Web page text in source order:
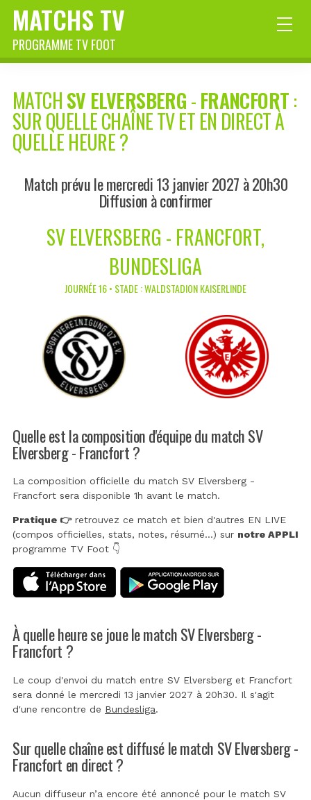
MATCHS TV
PROGRAMME TV FOOT
MATCHSV ELVERSBERG-FRANCFORT:
SUR QUELLE CHAÎNE TV ET EN DIRECT À
QUELLE HEURE ?
Match prévu le mercredi 13 janvier 2027 à 20h30
Diffusion à confirmer
SV ELVERSBERG - FRANCFORT,
BUNDESLIGA
JOURNÉE 16 • STADE : WALDSTADION KAISERLINDE
Quelle est la composition d'équipe du match SV
Elversberg - Francfort ?
La composition officielle du match SV Elversberg -
Francfort sera disponible 1h avant le match.
Pratique 👉retrouvez ce match et bien d'autres EN LIVE
(compos officielles, stats, notes, résumé...) sur notre APPLI
programme TV Foot 👇
À quelle heure se joue le match SV Elversberg -
Francfort ?
Le coup d'envoi du match entre SV Elversberg et Francfort
sera donné le mercredi 13 janvier 2027 à 20h30. Il s'agit
d'une rencontre de Bundesliga.
Sur quelle chaîne est diffusé le match SV Elversberg -
Francfort en direct ?
Aucun diffuseur n’a encore été annoncé pour le match SV